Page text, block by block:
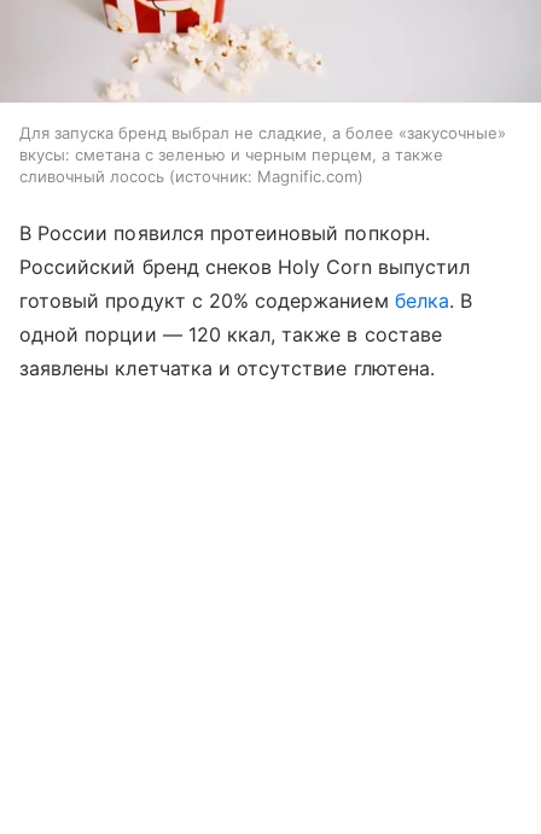
Для запуска бренд выбрал не сладкие, а более «закусочные»
вкусы: сметана с зеленью и черным перцем, а также
сливочный лосось
источник: Magnific.com
В России появился протеиновый попкорн.
Российский бренд снеков Holy Corn выпустил
готовый продукт с 20% содержанием белка. В
одной порции — 120 ккал, также в составе
заявлены клетчатка и отсутствие глютена.